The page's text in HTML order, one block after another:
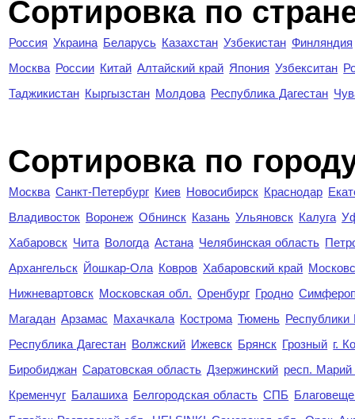
Сортировка по
Россия Украина Беларусь Казахстан Узбекистан Финляндия
Москва России Китай Алтайский край Япония Узбекситан
Таджикистан Кыргызстан Молдова Республика Дагестан
Cортировка по
Москва Санкт-Петербург Киев Новосибирск Краснодар
Владивосток Воронеж Обнинск Казань Ульяновск Калуга
Хабаровск Чита Вологда Астана Челябинская область
Архангельск Йошкар-Ола Ковров Хабаровский край
Нижневартовск Московская обл. Оренбург Гродно
Магадан Арзамас Махачкала Кострома Тюмень Республики
Республика Дагестан Волжский Ижевск Брянск Грозный г.
Биробиджан Саратовская область Дзержинский респ.
Кременчуг Балашиха Белгородская область СПБ